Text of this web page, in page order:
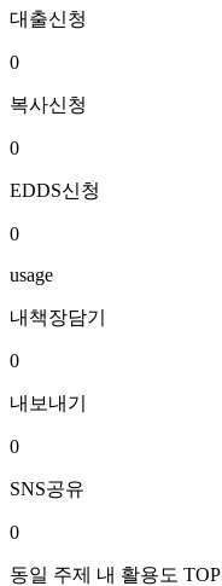
대출신청
0
복사신청
0
EDDS신청
0
usage
내책장담기
0
내보내기
0
SNS공유
0
동일 주제 내 활용도 TOP